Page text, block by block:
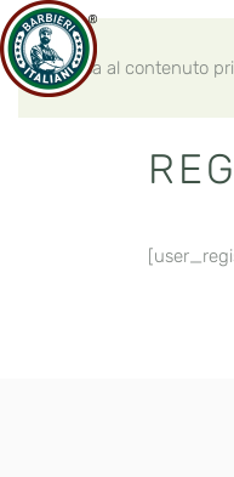
Passa al contenuto